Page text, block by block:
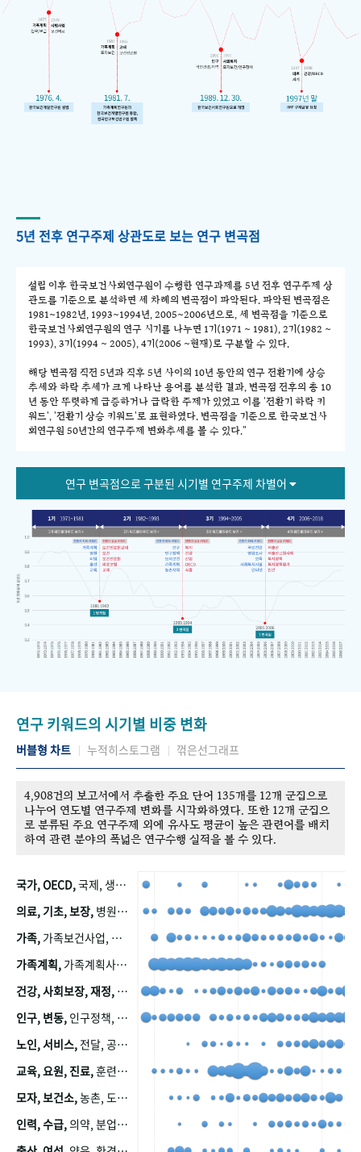
5년 전후 연구주제 상관도로 보는 연구 변곡점
설립 이후 한국보건사회연구원이 수행한 연구과제를 5년 전후 연구주제 상
관도를 기준으로 분석하면 세 차례의 변곡점이 파악된다. 파악된 변곡점은
1981~1982년, 1993~1994년, 2005~2006년으로, 세 변곡점을 기준으로
한국보건사회연구원의 연구 시기를 나누면 1기(1971 ~ 1981), 2기(1982 ~
1993), 3기(1994 ~ 2005), 4기(2006 ~현재)로 구분할 수 있다.
해당 변곡점 직전 5년과 직후 5년 사이의 10년 동안의 연구 전환기에 상승
추세와 하락 추세가 크게 나타난 용어를 분석한 결과, 변곡점 전후의 총 10
년 동안 뚜렷하게 급증하거나 급락한 주제가 있었고 이를 '전환기 하락 키
워드', '전환기 상승 키워드'로 표현하였다. 변곡점을 기준으로 한국보건사
회연구원 50년간의 연구주제 변화추세를 볼 수 있다."
연구 변곡점으로 구분된 시기별 연구주제 차별어
연구 키워드의 시기별 비중 변화
버블형 차트 누적히스토그램 꺾은선그래프
4,908건의 보고서에서 추출한 주요 단어 135개를 12개 군집으로
나누어 연도별 연구주제 변화를 시각화하였다. 또한 12개 군집으
로 분류된 주요 연구주제 외에 유사도 평균이 높은 관련어를 배치
하여 관련 분야의 폭넓은 연구수행 실적을 볼 수 있다.
국가, OECD,국제, 생산, 아시아, 태평양, 태평양지역, 참가
의료, 기초, 보장, 병원, 가정, 연금, 연계, 공적, 일본, 생활, 국민기초생활보장제도, 국민연금, 기금, 저소득층, 근로, 자활, 급여, 환자, 의료비, 모니터링, 한국복지패널, 소득, 지표, 빈곤, 노후, 장애인
가족, 가족보건사업, 산업, 친화, 전국, 출산력
가족계획, 가족계획사업, 가족계획사업평가, 한국가족계획사업, 피임, 보급, 부인, 자궁, 피임약
건강, 사회보장, 재정,
인구, 변동, 인구정책, 저출산, 고령사회, 고령화, 이동, 남북한, 지방자치단체, 컨설팅, 복지정책평가, 집, 사회개발
노인, 서비스, 전달, 공공, 보육, 수요, 공급, 사회서비스, 데이터, 보호, 요양, 아동, 예방, 청소년, 효율, 자원
교육, 요원, 진료,훈련, 보건요원, 마을, 마을건강사업, 보조원, 진료원, 보건진료원, 보건진료원교재
모자, 보건소,농촌, 도시, 금연, 농촌지역, 모자보건사업
인력, 수급,의약, 분업, 식품, 의약품, 의사, 안전